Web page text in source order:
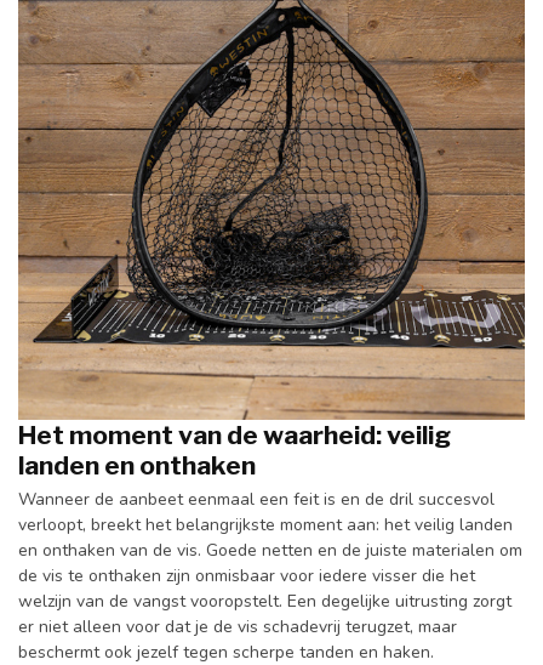
Het moment van de waarheid: veilig
landen en onthaken
Wanneer de aanbeet eenmaal een feit is en de dril succesvol
verloopt, breekt het belangrijkste moment aan: het veilig landen
en onthaken van de vis. Goede netten en de juiste materialen om
de vis te onthaken zijn onmisbaar voor iedere visser die het
welzijn van de vangst vooropstelt. Een degelijke uitrusting zorgt
er niet alleen voor dat je de vis schadevrij terugzet, maar
beschermt ook jezelf tegen scherpe tanden en haken.